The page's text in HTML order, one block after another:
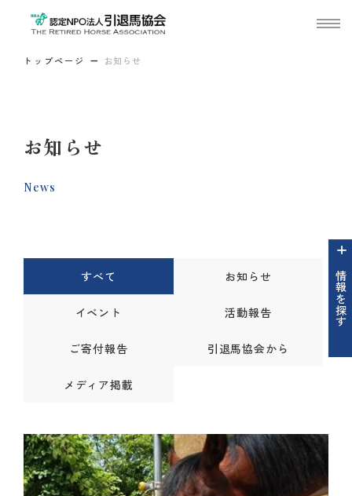
トップページ お知らせ
お知らせ
News
情報を探す
すべて お知らせ
イベント 活動報告
ご寄付報告 引退馬協会から
メディア掲載